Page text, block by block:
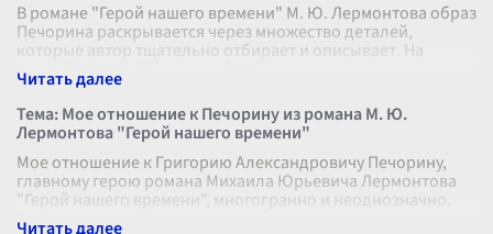
В романе "Герой нашего времени" М. Ю. Лермонтова образ
Печорина раскрывается через множество деталей,
которые автор тщательно отбирает и описывает. На
первый взгляд, Печорин – благ
Тема: Мое отношение к Печорину из романа М. Ю.
Лермонтова "Герой нашего времени"
Мое отношение к Григорию Александровичу Печорину,
главному герою романа Михаила Юрьевича Лермонтова
"Герой нашего времени", многогранно и неоднозначно.
Этот персонаж вызывает у мен